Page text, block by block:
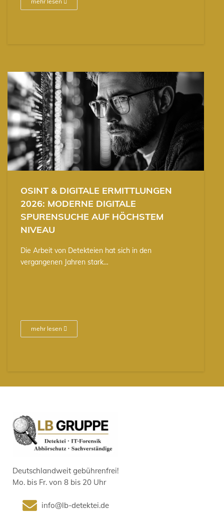
OSINT & DIGITALE ERMITTLUNGEN
2026: MODERNE DIGITALE
SPURENSUCHE AUF HÖCHSTEM
NIVEAU
Die Arbeit von Detekteien hat sich in den
vergangenen Jahren stark…
mehr lesen
Deutschlandweit gebührenfrei!
Mo. bis Fr. von 8 bis 20 Uhr
info@lb-detektei.de